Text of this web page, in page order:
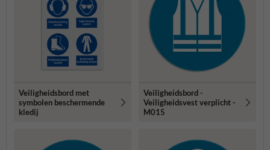
Veiligheidsbord met
symbolen beschermende
kledij
Veiligheidsbord -
Veiligheidsvest verplicht -
M015